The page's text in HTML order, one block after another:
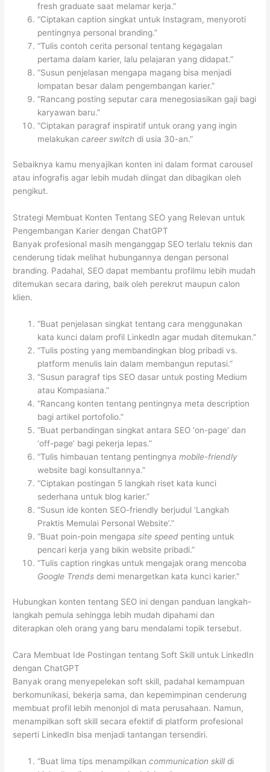
fresh graduate saat melamar kerja.”
“Ciptakan caption singkat untuk Instagram, menyoroti
pentingnya personal branding.”
“Tulis contoh cerita personal tentang kegagalan
pertama dalam karier, lalu pelajaran yang didapat.”
“Susun penjelasan mengapa magang bisa menjadi
lompatan besar dalam pengembangan karier.”
“Rancang posting seputar cara menegosiasikan gaji bagi
karyawan baru.”
“Ciptakan paragraf inspiratif untuk orang yang ingin
melakukancareer switch di usia 30-an.”
Sebaiknya kamu menyajikan konten ini dalam format carousel
atau infografis agar lebih mudah diingat dan dibagikan oleh
pengikut.
Strategi Membuat Konten Tentang SEO yang Relevan untuk
Pengembangan Karier dengan ChatGPT
Banyak profesional masih menganggap SEO terlalu teknis dan
cenderung tidak melihat hubungannya dengan personal
branding. Padahal, SEO dapat membantu profilmu lebih mudah
ditemukan secara daring, baik oleh perekrut maupun calon
klien.
“Buat penjelasan singkat tentang cara menggunakan
kata kunci dalam profil LinkedIn agar mudah ditemukan.”
“Tulis posting yang membandingkan blog pribadi vs.
platform menulis lain dalam membangun reputasi.”
“Susun paragraf tips SEO dasar untuk posting Medium
atau Kompasiana.”
“Rancang konten tentang pentingnya meta description
bagi artikel portofolio.”
“Buat perbandingan singkat antara SEO ‘on-page’ dan
‘off-page’ bagi pekerja lepas.”
“Tulis himbauan tentang pentingnyamobile-friendly
website bagi konsultannya.”
“Ciptakan postingan 5 langkah riset kata kunci
sederhana untuk blog karier.”
“Susun ide konten SEO-friendly berjudul ‘Langkah
Praktis Memulai Personal Website’.”
“Buat poin-poin mengapasite speed penting untuk
pencari kerja yang bikin website pribadi.”
“Tulis caption ringkas untuk mengajak orang mencoba
Google Trends demi menargetkan kata kunci karier.”
Hubungkan konten tentang SEO ini dengan panduan langkah-
langkah pemula sehingga lebih mudah dipahami dan
diterapkan oleh orang yang baru mendalami topik tersebut.
Cara Membuat Ide Postingan tentang Soft Skill untuk LinkedIn
dengan ChatGPT
Banyak orang menyepelekan soft skill, padahal kemampuan
berkomunikasi, bekerja sama, dan kepemimpinan cenderung
membuat profil lebih menonjol di mata perusahaan. Namun,
menampilkan soft skill secara efektif di platform profesional
seperti LinkedIn bisa menjadi tantangan tersendiri.
“Buat lima tips menampilkancommunication skill di